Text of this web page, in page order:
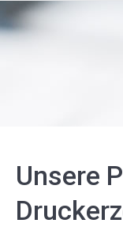
Unsere